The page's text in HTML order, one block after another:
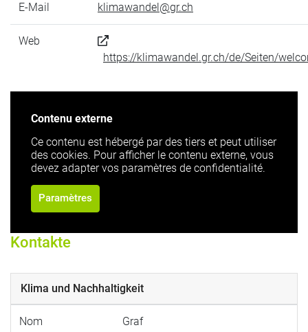
E-Mail klimawandel@gr.ch
Web
https://klimawandel.gr.ch/de/Seiten/
Contenu externe
Ce contenu est hébergé par des tiers et peut utiliser
des cookies. Pour afficher le contenu externe, vous
devez adapter vos paramètres de confidentialité.
Paramètres
Kontakte
Klima und Nachhaltigkeit
Nom Graf